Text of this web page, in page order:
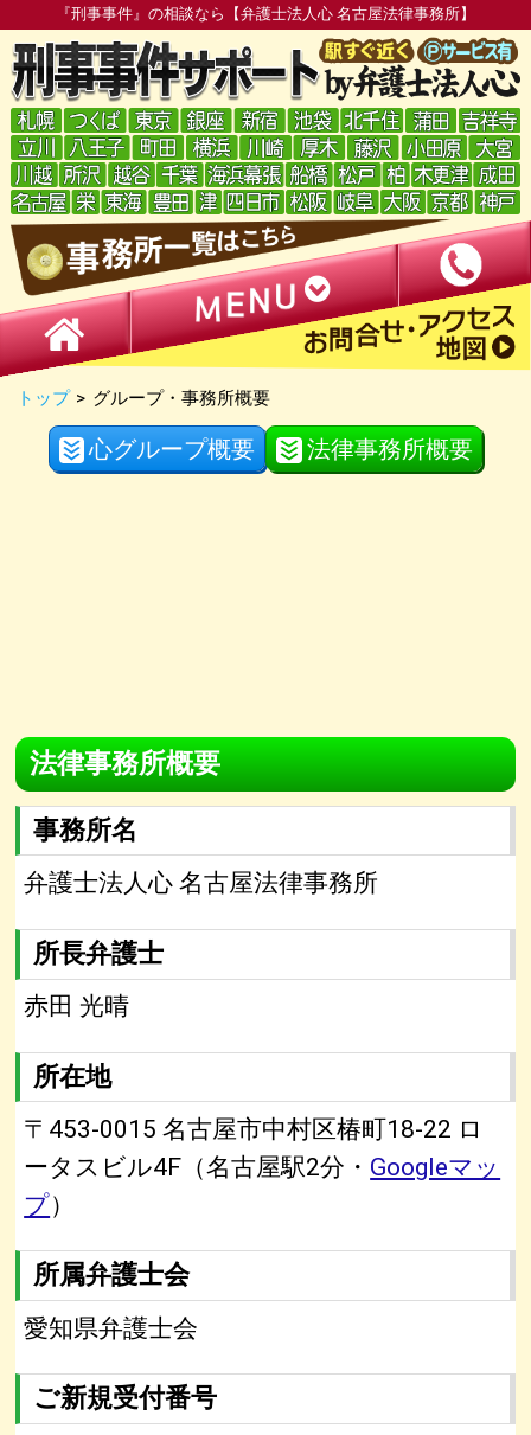
『刑事事件』の相談なら【弁護士法人心 名古屋法律事務所】
トップ > グループ・事務所概要
心グループ概要 法律事務所概要
法律事務所概要
事務所名
弁護士法人心 名古屋法律事務所
所長弁護士
赤田 光晴
所在地
〒453-0015 名古屋市中村区椿町18-22 ロ
ータスビル4F（名古屋駅2分・ Googleマッ
プ）
所属弁護士会
愛知県弁護士会
ご新規受付番号